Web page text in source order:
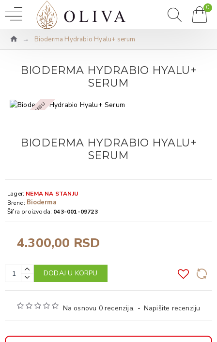
0
Bioderma Hydrabio Hyalu+ serum
BIODERMA HYDRABIO HYALU+
SERUM
NEMA NA STANJU
BIODERMA HYDRABIO HYALU+
SERUM
Na osnovu 0 recenzija. - Napišite recenziju
4.300,00 RSD
Lager: NEMA NA STANJU
Brend: Bioderma
Šifra proizvoda: 043-001-09723
DODAJ U KORPU